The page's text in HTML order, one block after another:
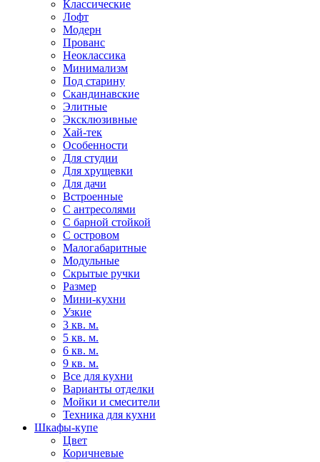
Классические
Лофт
Модерн
Прованс
Неоклассика
Минимализм
Под старину
Скандинавские
Элитные
Эксклюзивные
Хай-тек
Особенности
Для студии
Для хрущевки
Для дачи
Встроенные
С антресолями
С барной стойкой
С островом
Малогабаритные
Модульные
Скрытые ручки
Размер
Мини-кухни
Узкие
3 кв. м.
5 кв. м.
6 кв. м.
9 кв. м.
Все для кухни
Варианты отделки
Мойки и смесители
Техника для кухни
Шкафы-купе
Цвет
Коричневые